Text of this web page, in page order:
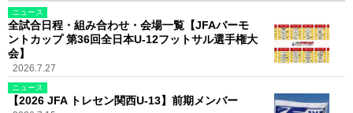
ニュース
全試合日程・組み合わせ・会場一覧【JFAバーモ
ントカップ 第36回全日本U-12フットサル選手権大
会】
2026.7.27
ニュース
【2026 JFA トレセン関西U-13】前期メンバー